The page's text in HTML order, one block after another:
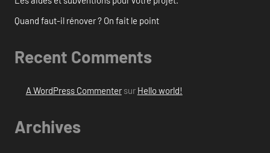
Quand faut-il rénover ? On fait le point
Recent Comments
A WordPress Commentersur Hello world!
Archives